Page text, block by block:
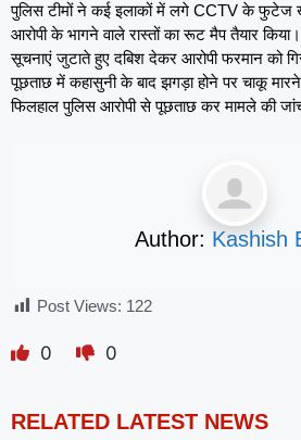
पुलिस टीमों ने कई इलाकों में लगे CCTV के फुटेज
आरोपी के भागने वाले रास्तों का रूट मैप तैयार
सूचनाएं जुटाते हुए दबिश देकर आरोपी फरमान को
पूछताछ में कहासुनी के बाद झगड़ा होने पर चाकू
फिलहाल पुलिस आरोपी से पूछताछ कर मामले की
Author: Kashish
Post Views: 122
0 0
RELATED LATEST NEWS